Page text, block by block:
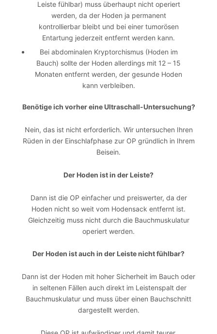
Leiste fühlbar) muss überhaupt nicht operiert
werden, da der Hoden ja permanent
kontrollierbar bleibt und bei einer tumorösen
Entartung jederzeit entfernt werden kann.
Bei abdominalen Kryptorchismus (Hoden im
Bauch) sollte der Hoden allerdings mit 12 – 15
Monaten entfernt werden, der gesunde Hoden
kann verbleiben.
Benötige ich vorher eine Ultraschall-Untersuchung?
Nein, das ist nicht erforderlich. Wir untersuchen Ihren
Rüden in der Einschlafphase zur OP gründlich in Ihrem
Beisein.
Der Hoden ist in der Leiste?
Dann ist die OP einfacher und preiswerter, da der
Hoden nicht so weit vom Hodensack entfernt ist.
Gleichzeitig muss nicht durch die Bauchmuskulatur
operiert werden.
Der Hoden ist auch in der Leiste nicht fühlbar?
Dann ist der Hoden mit hoher Sicherheit im Bauch oder
in seltenen Fällen auch direkt im Leistenspalt der
Bauchmuskulatur und muss über einen Bauchschnitt
dargestellt werden.